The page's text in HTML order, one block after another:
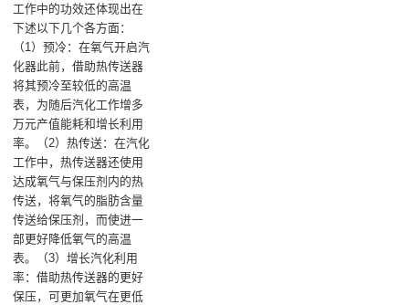
工作中的功效还体现出在
下述以下几个各方面：
（1）预冷‌：在氧气开启汽
化器此前，借助热传送器
将其预冷至较低的高温
表，为随后汽化工作增多
万元产值能耗和增长利用
率‌。‌（2）热传送‌：在汽化
工作中，热传送器还使用
达成氧气与保压剂内的热
传送，将氧气的脂肪含量
传送给保压剂，而使进一
部更好降低氧气的高温
表‌。‌（3）增长汽化利用
率‌：借助热传送器的更好
保压，可更加氧气在更低